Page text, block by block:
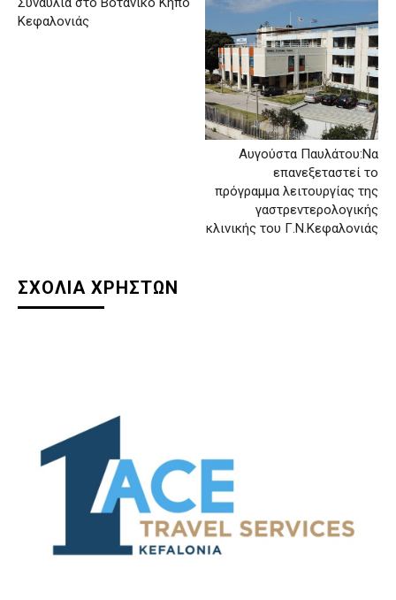
Κεφαλονιάς
Αυγούστα Παυλάτου:Να
επανεξεταστεί το
πρόγραμμα λειτουργίας της
γαστρεντερολογικής
κλινικής του Γ.Ν.Κεφαλονιάς
ΣΧΟΛΙΑ ΧΡΗΣΤΩΝ